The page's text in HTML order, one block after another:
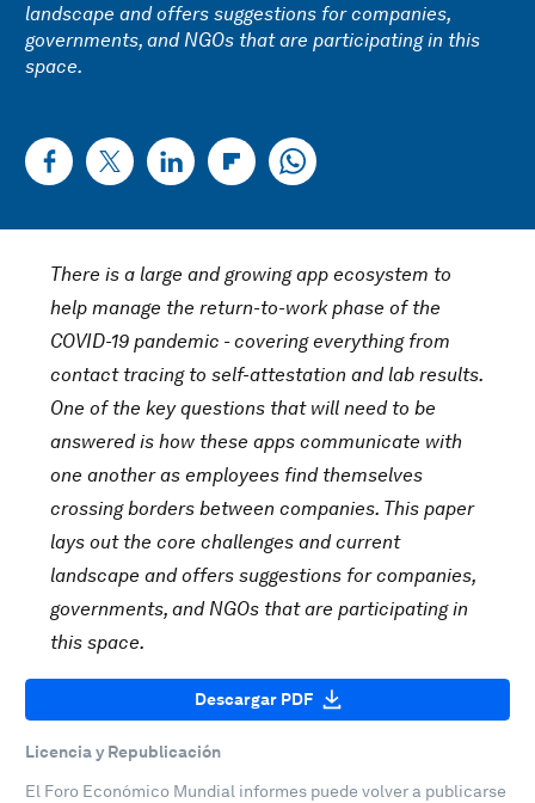
landscape and offers suggestions for companies,
governments, and NGOs that are participating in this
space.
There is a large and growing app ecosystem to
help manage the return-to-work phase of the
COVID-19 pandemic - covering everything from
contact tracing to self-attestation and lab results.
One of the key questions that will need to be
answered is how these apps communicate with
one another as employees find themselves
crossing borders between companies. This paper
lays out the core challenges and current
landscape and offers suggestions for companies,
governments, and NGOs that are participating in
this space.
Descargar PDF
Licencia y Republicación
El Foro Económico Mundial informes puede volver a publicarse